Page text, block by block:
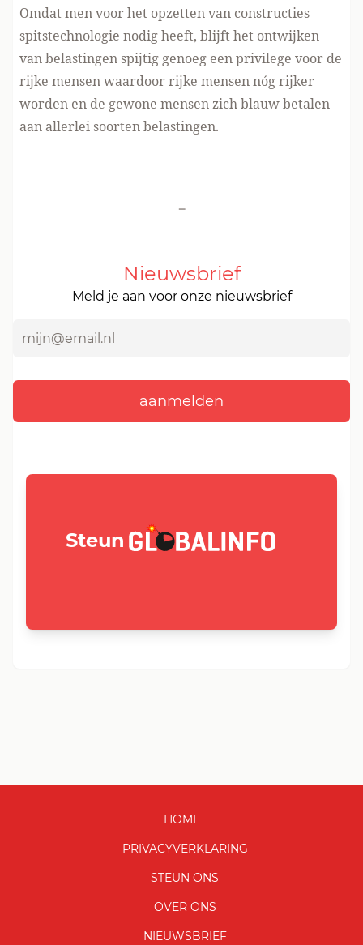
Omdat men voor het opzetten van constructies
spitstechnologie nodig heeft, blijft het ontwijken
van belastingen spijtig genoeg een privilege voor de
rijke mensen waardoor rijke mensen nóg rijker
worden en de gewone mensen zich blauw betalen
aan allerlei soorten belastingen.
-
Nieuwsbrief
Meld je aan voor onze nieuwsbrief
Steun GLOBALINFO.nl
HOME
PRIVACYVERKLARING
STEUN ONS
OVER ONS
NIEUWSBRIEF